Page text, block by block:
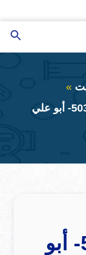
فني صحي جمعية الاندلس-50300943- أبو علي
الاندلس-50300943- أبو